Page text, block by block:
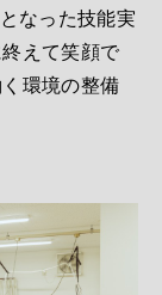
なった技能実
えて笑顔で
環境の整備